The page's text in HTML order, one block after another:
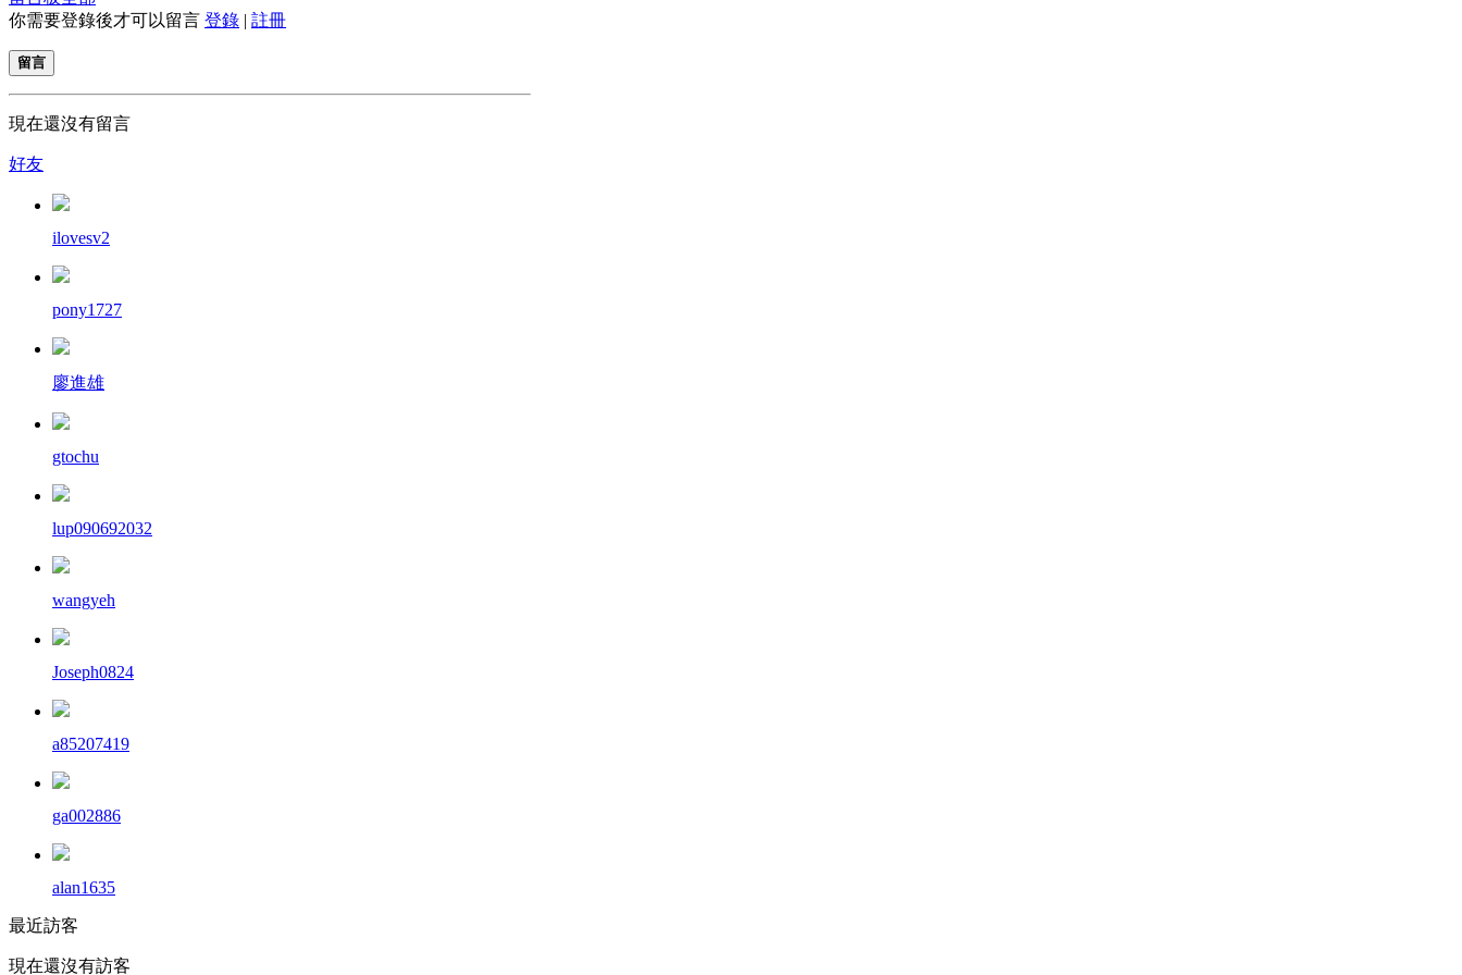
你需要登錄後才可以留言 登錄 | 註冊
留言
現在還沒有留言
好友
ilovesv2
pony1727
廖進雄
gtochu
lup090692032
wangyeh
Joseph0824
a85207419
ga002886
alan1635
最近訪客
現在還沒有訪客